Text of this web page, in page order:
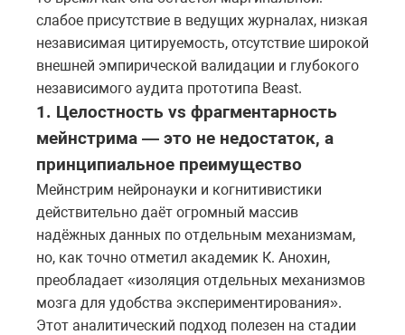
слабое присутствие в ведущих журналах, низкая
независимая цитируемость, отсутствие широкой
внешней эмпирической валидации и глубокого
независимого аудита прототипа Beast.
1. Целостность vs фрагментарность
мейнстрима — это не недостаток, а
принципиальное преимущество
Мейнстрим нейронауки и когнитивистики
действительно даёт огромный массив
надёжных данных по отдельным механизмам,
но, как точно отметил академик К. Анохин,
преобладает «изоляция отдельных механизмов
мозга для удобства экспериментирования».
Этот аналитический подход полезен на стадии